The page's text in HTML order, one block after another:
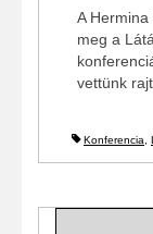
A
meg a
vettünk
Konferencia,